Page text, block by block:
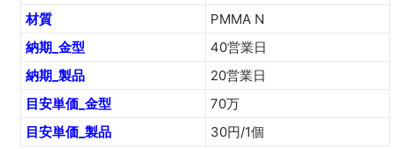
材質
PMMA N
納期_金型
40営業日
納期_製品
20営業日
目安単価_金型
70万
目安単価_製品
30円/1個